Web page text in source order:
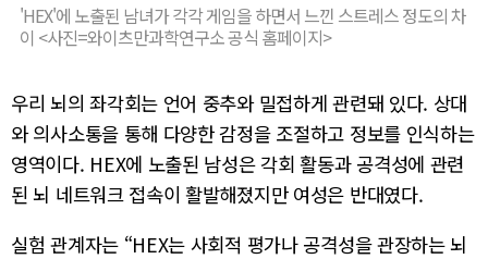
'HEX'에 노출된 남녀가 각각 게임을 하면서 느낀 스트레스 정도의 차
이 <사진=와이츠만과학연구소 공식 홈페이지>
우리 뇌의 좌각회는 언어 중추와 밀접하게 관련돼 있다. 상대
와 의사소통을 통해 다양한 감정을 조절하고 정보를 인식하는
영역이다. HEX에 노출된 남성은 각회 활동과 공격성에 관련
된 뇌 네트워크 접속이 활발해졌지만 여성은 반대였다.
실험 관계자는 “HEX는 사회적 평가나 공격성을 관장하는 뇌